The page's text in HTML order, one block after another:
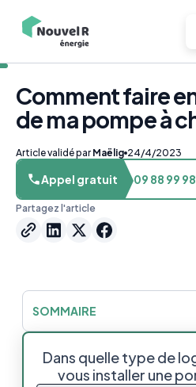
Comment faire
de ma pompe à
Article validé par Maëlig 24/4/2023
Appel gratuit 09 88 99
Partagez l'article
Dans quelle type de
vous installer une
SOMMAIRE
des pompes à chaleur